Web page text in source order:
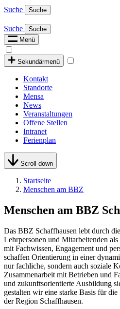
Suche Suche
Suche
Suche
Menü
Sekundärmenü
Kontakt
Standorte
Mensa
News
Veranstaltungen
Offene Stellen
Intranet
Ferienplan
Scroll down
Startseite
Menschen am BBZ
Menschen am BBZ
Das BBZ Schaffhausen lebt durch
Lehrpersonen und Mitarbeitenden
mit Fachwissen, Engagement und
schaffen Orientierung in einer
nur fachliche, sondern auch soziale
Zusammenarbeit mit Betrieben und
und zukunftsorientierte Ausbildung
gestalten wir eine starke Basis für
der Region Schaffhausen.